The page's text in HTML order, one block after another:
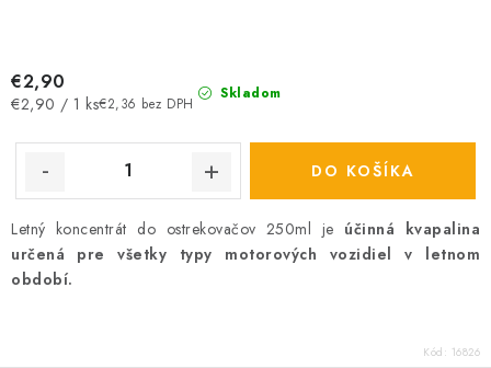
Skladom
€2,36 bez DPH
€2,90
Jednotková
€2,90 / 1 ks
DO KOŠÍKA
Letný koncentrát do ostrekovačov 250ml je účinná kvapalina
určená pre všetky typy motorových vozidiel v letnom
období.
Kód: 16826